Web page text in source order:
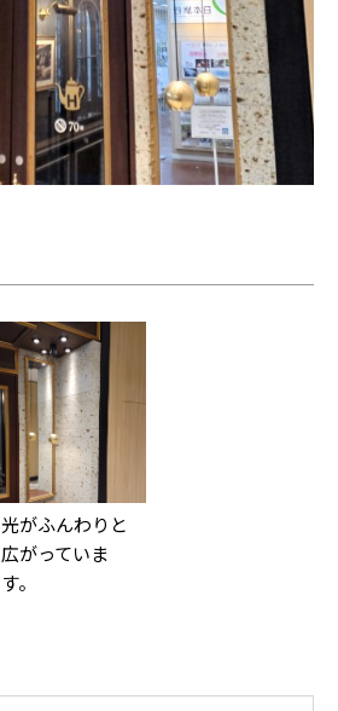
光がふんわりと
広がっていま
す。